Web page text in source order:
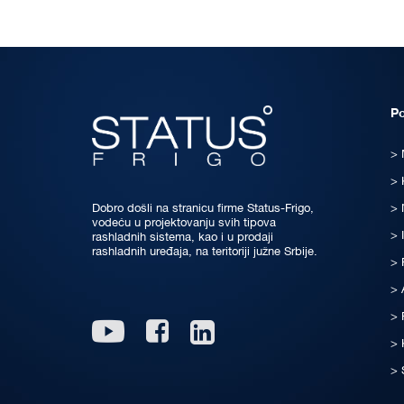
Dobro došli na stranicu firme Status-Frigo,
vodeću u projektovanju svih tipova
rashladnih sistema, kao i u prodaji
rashladnih uređaja, na teritoriji južne Srbije.
Youtube Facebook